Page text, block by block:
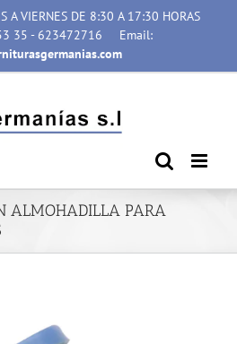
A VIERNES DE 8:30 A 17:30 HORAS
35 - 623472716
Email:
ALMOHADILLA PARA